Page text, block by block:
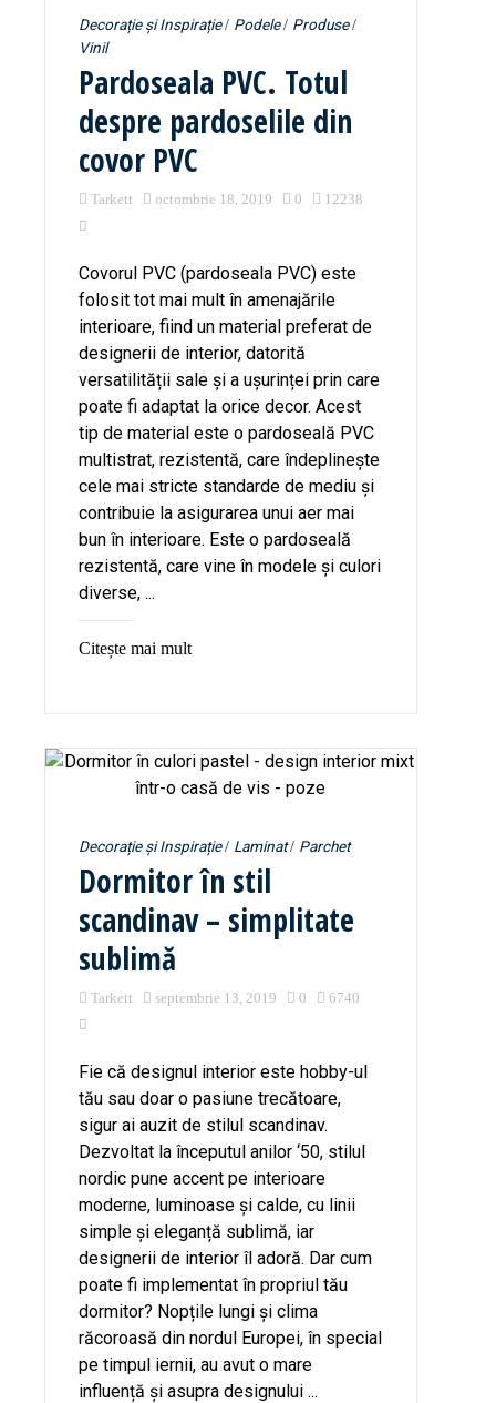
Decorație și Inspirație Podele
Produse
Vinil
Pardoseala PVC. Totul
despre pardoselile din
covor PVC
Tarkett octombrie 18, 2019 0 12238
Covorul PVC (pardoseala PVC) este
folosit tot mai mult în amenajările
interioare, fiind un material preferat de
designerii de interior, datorită
versatilității sale și a ușurinței prin care
poate fi adaptat la orice decor. Acest
tip de material este o pardoseală PVC
multistrat, rezistentă, care îndeplinește
cele mai stricte standarde de mediu și
contribuie la asigurarea unui aer mai
bun în interioare. Este o pardoseală
rezistentă, care vine în modele și culori
diverse, ...
Citește mai mult
Decorație și Inspirație Laminat Parchet
Dormitor în stil
scandinav – simplitate
sublimă
Tarkett septembrie 13, 2019 0 6740
Fie că designul interior este hobby-ul
tău sau doar o pasiune trecătoare,
sigur ai auzit de stilul scandinav.
Dezvoltat la începutul anilor ‘50, stilul
nordic pune accent pe interioare
moderne, luminoase și calde, cu linii
simple și eleganță sublimă, iar
designerii de interior îl adoră. Dar cum
poate fi implementat în propriul tău
dormitor? Nopțile lungi și clima
răcoroasă din nordul Europei, în special
pe timpul iernii, au avut o mare
influență și asupra designului ...